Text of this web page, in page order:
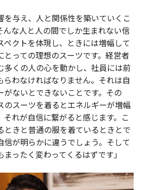
を与え、人と関係性を築いていくこ
んな人と人の間でしか生まれない信
ペクトを体現し、ときには増幅して
とっての理想のスーツです。経営者
多くの人の心を動かし、社員には前
らわなければなりません。それは自
がないとできないことです。その
のスーツを着るとエネルギーが増幅
それが自信に繋がると感じます。こ
ときと普通の服を着ているときとで
信が明らかに違うでしょう。そして
ったく変わってくるはずです」